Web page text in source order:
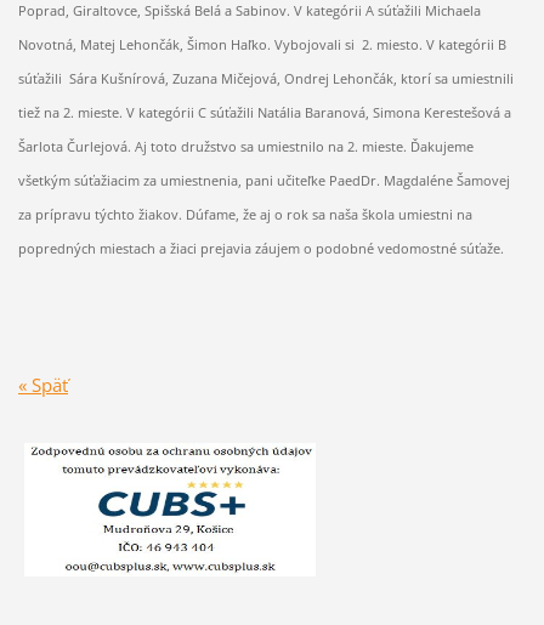
Poprad, Giraltovce, Spišská Belá a Sabinov. V kategórii A súťažili Michaela
Novotná, Matej Lehončák, Šimon Haľko. Vybojovali si 2. miesto. V kategórii B
súťažili Sára Kušnírová, Zuzana Mičejová, Ondrej Lehončák, ktorí sa umiestnili
tiež na 2. mieste. V kategórii C súťažili Natália Baranová, Simona Kerestešová a
Šarlota Čurlejová. Aj toto družstvo sa umiestnilo na 2. mieste. Ďakujeme
všetkým súťažiacim za umiestnenia, pani učiteľke PaedDr. Magdaléne Šamovej
za prípravu týchto žiakov. Dúfame, že aj o rok sa naša škola umiestni na
popredných miestach a žiaci prejavia záujem o podobné vedomostné súťaže.
« Späť